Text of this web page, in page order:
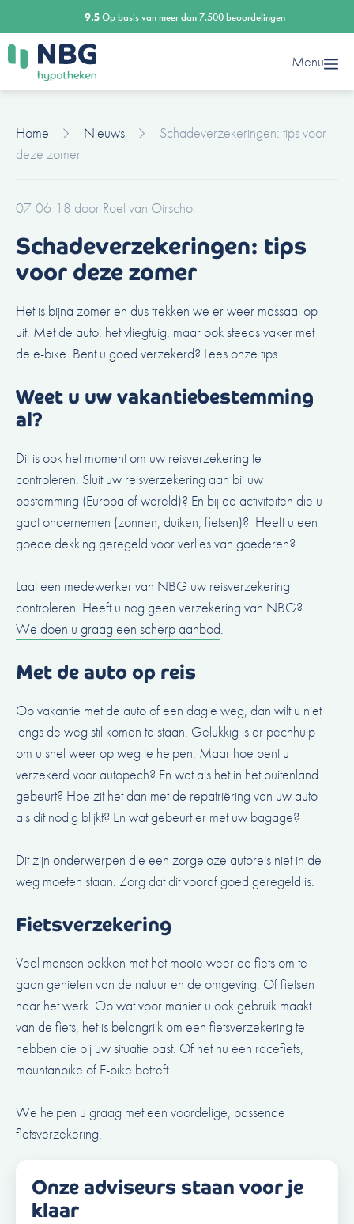
naar
de
inhoud
9.5Op basis van meer dan 7.500 beoordelingen
Menu
Home Nieuws
Schadeverzekeringen: tips voor
deze zomer
07-06-18 door Roel van Oirschot
Schadeverzekeringen: tips
voor deze zomer
Het is bijna zomer en dus trekken we er weer massaal op
uit. Met de auto, het vliegtuig, maar ook steeds vaker met
de e-bike. Bent u goed verzekerd? Lees onze tips.
Weet u uw vakantiebestemming
al?
Dit is ook het moment om uw reisverzekering te
controleren. Sluit uw reisverzekering aan bij uw
bestemming (Europa of wereld)? En bij de activiteiten die u
gaat ondernemen (zonnen, duiken, fietsen)? Heeft u een
goede dekking geregeld voor verlies van goederen?
Laat een medewerker van NBG uw reisverzekering
controleren. Heeft u nog geen verzekering van NBG?
We doen u graag een scherp aanbod.
Met de auto op reis
Op vakantie met de auto of een dagje weg, dan wilt u niet
langs de weg stil komen te staan. Gelukkig is er pechhulp
om u snel weer op weg te helpen. Maar hoe bent u
verzekerd voor autopech? En wat als het in het buitenland
gebeurt? Hoe zit het dan met de repatriëring van uw auto
als dit nodig blijkt? En wat gebeurt er met uw bagage?
Dit zijn onderwerpen die een zorgeloze autoreis niet in de
weg moeten staan. Zorg dat dit vooraf goed geregeld is.
Fietsverzekering
Veel mensen pakken met het mooie weer de fiets om te
gaan genieten van de natuur en de omgeving. Of fietsen
naar het werk. Op wat voor manier u ook gebruik maakt
van de fiets, het is belangrijk om een fietsverzekering te
hebben die bij uw situatie past. Of het nu een racefiets,
mountanbike of E-bike betreft.
We helpen u graag met een voordelige, passende
fietsverzekering.
Onze adviseurs staan voor je
klaar